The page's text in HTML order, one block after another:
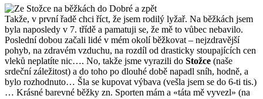
Takže, v první řadě chci říct, že jsem rodilý lyžař. Na běžkách jsem
byla naposledy v 7. třídě a pamatuji se, že mě to vůbec nebavilo.
Poslední dobou začali lidé v mém okolí běžkovat – nejzdravější
pohyb, na zdravém vzduchu, na rozdíl od drasticky stoupajících cen
vleků neplatíte nic…. No, takže jsme vyrazili do Stožce (naše
srdeční záležitost) a do toho po dlouhé době napadl sníh, hodně, a
bylo rozhodnuto… Šla se kupovat výbava (vešla jsem se do 6-ti tis.)
… Krásné barevné běžky zn. Sporten mám a «táta mě vyvezl» (na